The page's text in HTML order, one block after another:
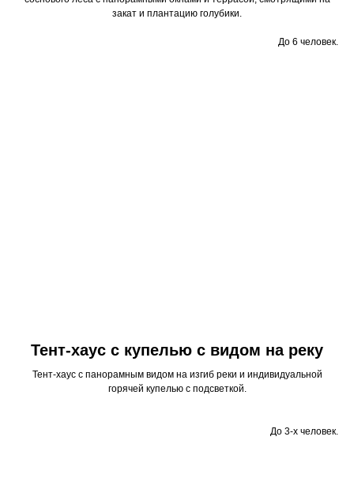
закат и плантацию голубики.
До 6 человек.
Тент-хаус с купелью с видом на реку
Тент-хаус с панорамным видом на изгиб реки и индивидуальной
горячей купелью с подсветкой.
До 3-х человек.